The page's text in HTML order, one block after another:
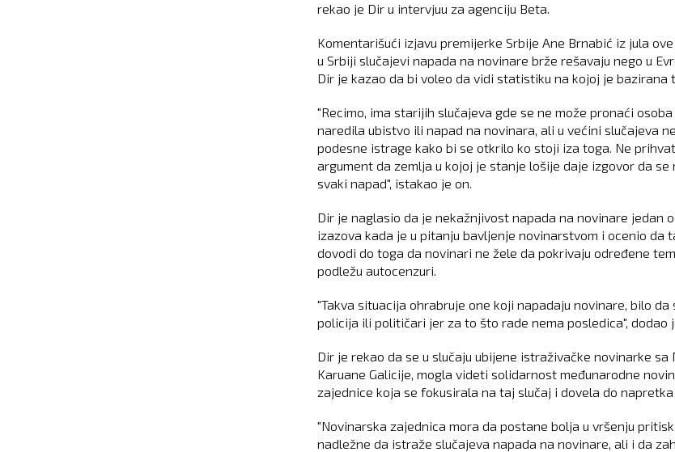
rekao je Dir u intervjuu za agenciju Beta.
Komentarišući izjavu premijerke Srbije Ane Brnabić iz jula
u Srbiji slučajevi napada na novinare brže rešavaju nego u
Dir je kazao da bi voleo da vidi statistiku na kojoj je bazirana
"Recimo, ima starijih slučajeva gde se ne može pronaći
naredila ubistvo ili napad na novinara, ali u većini slučajeva
podesne istrage kako bi se otkrilo ko stoji iza toga. Ne
argument da zemlja u kojoj je stanje lošije daje izgovor da se
svaki napad", istakao je on.
Dir je naglasio da je nekažnjivost napada na novinare jedan
izazova kada je u pitanju bavljenje novinarstvom i ocenio da
dovodi do toga da novinari ne žele da pokrivaju određene
podležu autocenzuri.
"Takva situacija ohrabruje one koji napadaju novinare, bilo da
policija ili političari jer za to što rade nema posledica", dodao
Dir je rekao da se u slučaju ubijene istraživačke novinarke sa
Karuane Galicije, mogla videti solidarnost međunarodne
zajednice koja se fokusirala na taj slučaj i dovela do
"Novinarska zajednica mora da postane bolja u vršenju
nadležne da istraže slučajeva napada na novinare, ali i da